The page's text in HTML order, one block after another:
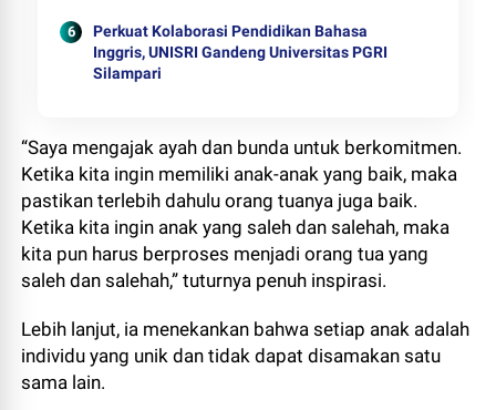
Perkuat Kolaborasi Pendidikan Bahasa
Inggris, UNISRI Gandeng Universitas PGRI
Silampari
“Saya mengajak ayah dan bunda untuk berkomitmen.
Ketika kita ingin memiliki anak-anak yang baik, maka
pastikan terlebih dahulu orang tuanya juga baik.
Ketika kita ingin anak yang saleh dan salehah, maka
kita pun harus berproses menjadi orang tua yang
saleh dan salehah,” tuturnya penuh inspirasi.
Lebih lanjut, ia menekankan bahwa setiap anak adalah
individu yang unik dan tidak dapat disamakan satu
sama lain.